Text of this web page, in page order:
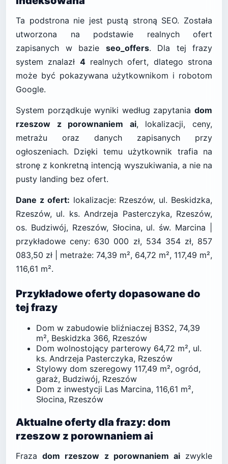
Ta podstrona nie jest pustą stroną SEO. Została
utworzona na podstawie realnych ofert
zapisanych w bazie seo_offers. Dla tej frazy
system znalazł 4realnych ofert, dlatego strona
może być pokazywana użytkownikom i robotom
Google.
System porządkuje wyniki według zapytania dom
rzeszow z porownaniem ai, lokalizacji, ceny,
metrażu oraz danych zapisanych przy
ogłoszeniach. Dzięki temu użytkownik trafia na
stronę z konkretną intencją wyszukiwania, a nie na
pusty landing bez ofert.
Dane z ofert: lokalizacje: Rzeszów, ul. Beskidzka,
Rzeszów, ul. ks. Andrzeja Pasterczyka, Rzeszów,
os. Budziwój, Rzeszów, Słocina, ul. św. Marcina |
przykładowe ceny: 630 000 zł, 534 354 zł, 857
083,50 zł | metraże: 74,39 m², 64,72 m², 117,49 m²,
116,61 m².
Przykładowe oferty dopasowane do
tej frazy
Dom w zabudowie bliźniaczej B3S2, 74,39
m², Beskidzka 366, Rzeszów
Dom wolnostojący parterowy 64,72 m², ul.
ks. Andrzeja Pasterczyka, Rzeszów
Stylowy dom szeregowy 117,49 m², ogród,
garaż, Budziwój, Rzeszów
Dom z inwestycji Las Marcina, 116,61 m²,
Słocina, Rzeszów
Aktualne oferty dla frazy: dom
rzeszow z porownaniem ai
Frazadom rzeszow z porownaniem aizwykle